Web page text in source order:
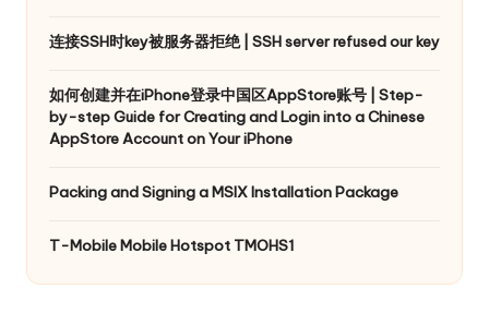
连接SSH时key被服务器拒绝 | SSH server refused our key
如何创建并在iPhone登录中国区AppStore账号 | Step-
by-step Guide for Creating and Login into a Chinese
AppStore Account on Your iPhone
Packing and Signing a MSIX Installation Package
T-Mobile Mobile Hotspot TMOHS1